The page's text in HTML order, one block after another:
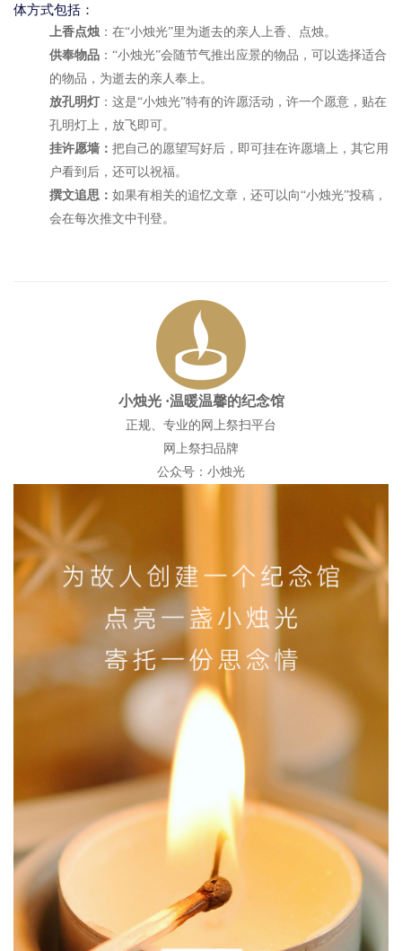
体方式包括：
上香点烛 ：在“小烛光”里为逝去的亲人上香、点烛。
供奉物品 ： “小烛光”会随节气推出应景的物品，可以选择适合
的物品，为逝去的亲人奉上。
放孔明灯 ：这是“小烛光”特有的许愿活动，许一个愿意，贴在
孔明灯上，放飞即可。
挂许愿墙： 把自己的愿望写好后，即可挂在许愿墙上，其它用
户看到后，还可以祝福。
撰文追思： 如果有相关的追忆文章，还可以向“小烛光”投稿，
会在每次推文中刊登。
小烛光 ·温暖温馨的纪念馆
正规、专业的网上祭扫平台
网上祭扫品牌
公众号：小烛光